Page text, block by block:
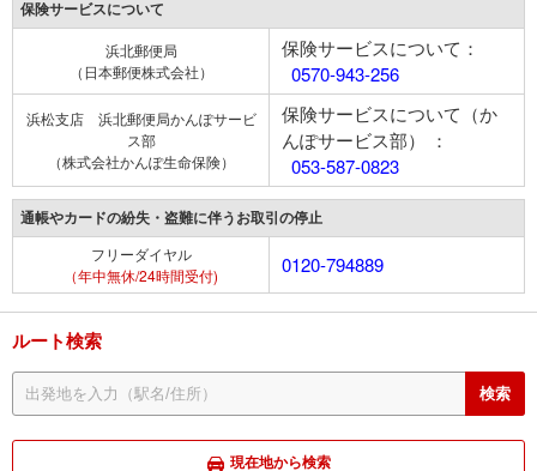
保険サービスについて
浜北郵便局
（日本郵便株式会社）
保険サービスについて：
0570-943-256
浜松支店 浜北郵便局かんぽサービ
ス部
（株式会社かんぽ生命保険）
保険サービスについて（か
んぽサービス部） ：
053-587-0823
通帳やカードの紛失・盗難に伴うお取引の停止
フリーダイヤル
（年中無休/24時間受付)
0120-794889
ルート検索
現在地から検索